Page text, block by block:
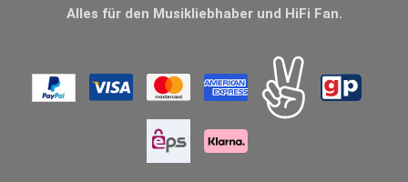
Alles für den Musikliebhaber und HiFi Fan.